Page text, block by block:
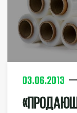
03.06.2013